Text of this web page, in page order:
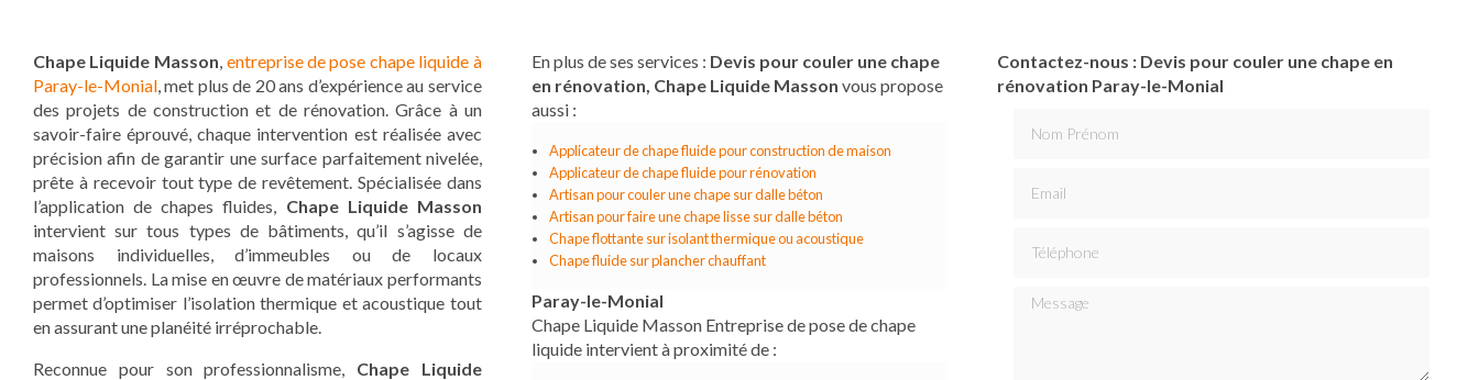
Chape Liquide Masson, entreprise de pose chape liquide à
Paray-le-Monial, met plus de 20 ans d’expérience au service
des projets de construction et de rénovation. Grâce à un
savoir-faire éprouvé, chaque intervention est réalisée avec
précision afin de garantir une surface parfaitement nivelée,
prête à recevoir tout type de revêtement. Spécialisée dans
l’application de chapes fluides, Chape Liquide Masson
intervient sur tous types de bâtiments, qu’il s’agisse de
maisons individuelles, d’immeubles ou de locaux
professionnels. La mise en œuvre de matériaux performants
permet d’optimiser l’isolation thermique et acoustique tout
en assurant une planéité irréprochable.
Reconnue pour son professionnalisme, Chape Liquide
En plus de ses services : Devis pour couler une chape
en rénovation, Chape Liquide Masson vous propose
aussi :
Applicateur de chape fluide pour construction de maison
Applicateur de chape fluide pour rénovation
Artisan pour couler une chape sur dalle béton
Artisan pour faire une chape lisse sur dalle béton
Chape flottante sur isolant thermique ou acoustique
Chape fluide sur plancher chauffant
Paray-le-Monial
Chape Liquide Masson Entreprise de pose de chape
liquide intervient à proximité de :
Contactez-nous : Devis pour couler une chape en
rénovation Paray-le-Monial
Message